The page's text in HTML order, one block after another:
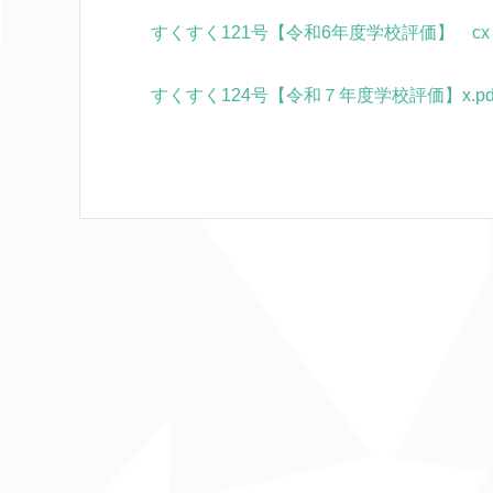
すくすく121号【令和6年度学校評価】 cx
すくすく124号【令和７年度学校評価】